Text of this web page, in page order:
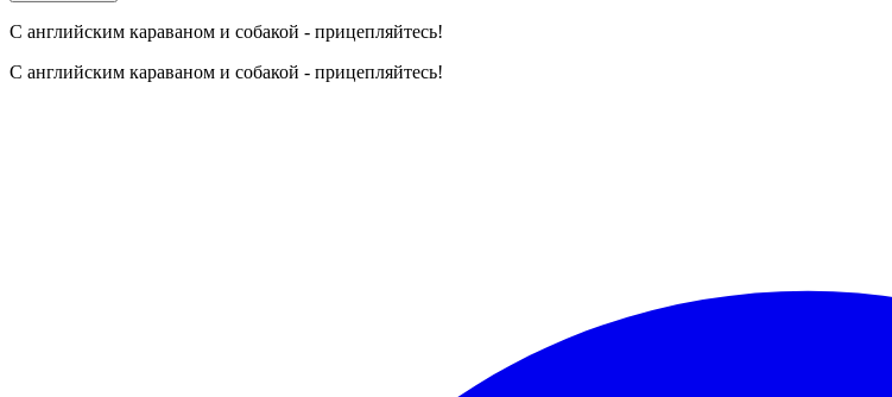
С английским караваном и собакой - прицепляйтесь!
С английским караваном и собакой - прицепляйтесь!